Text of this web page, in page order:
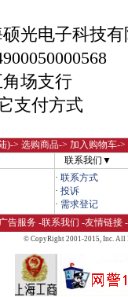
光电子科技
场支行
支付方式
)-> 选购商品-> 加入购物车-
联系我们▼
· 联系方式
· 投诉
· 需求登记
广告服务 -联系我们 -友情链接 -
© CopyRight 2001-2015,Inc. All